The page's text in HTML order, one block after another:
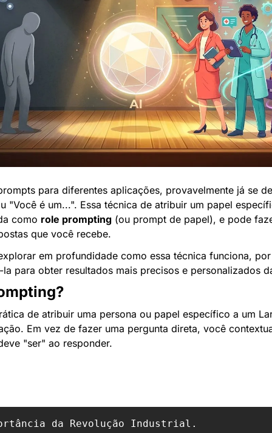
para diferentes aplicações, provavelmente já se
"Você é um...". Essa técnica de atribuir um papel
como role prompting (ou prompt de papel), e pode
que você recebe.
em profundidade como essa técnica funciona,
para obter resultados mais precisos e personalizados
de atribuir uma persona ou papel específico a um
Em vez de fazer uma pergunta direta, você
"ser" ao responder.